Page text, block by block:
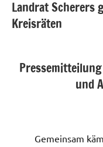
Landrat Scherers
Kreisräten
und
Gemeinsam